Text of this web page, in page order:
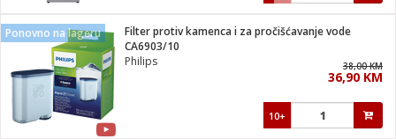
Ponovno na lageru
Filter protiv kamenca i za pročišćavanje vode
CA6903/10
Philips
38,00 KM
36,90 KM
10+